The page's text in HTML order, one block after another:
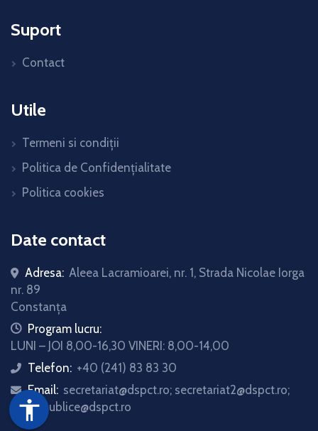
accessibility
Suport
Contact
Utile
Termeni si condiții
Politica de Confidențialitate
Politica cookies
Date contact
Adresa: Aleea Lacramioarei, nr. 1, Strada Nicolae Iorga
nr. 89
Constanța
iconProgram lucru:
LUNI – JOI 8,00-16,30 VINERI: 8,00-14,00
icon
Telefon: +40 (241) 83 83 30
icon
Email: secretariat@dspct.ro; secretariat2@dspct.ro;
relatii.publice@dspct.ro